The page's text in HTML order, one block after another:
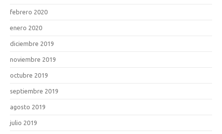
febrero 2020
enero 2020
diciembre 2019
noviembre 2019
octubre 2019
septiembre 2019
agosto 2019
julio 2019